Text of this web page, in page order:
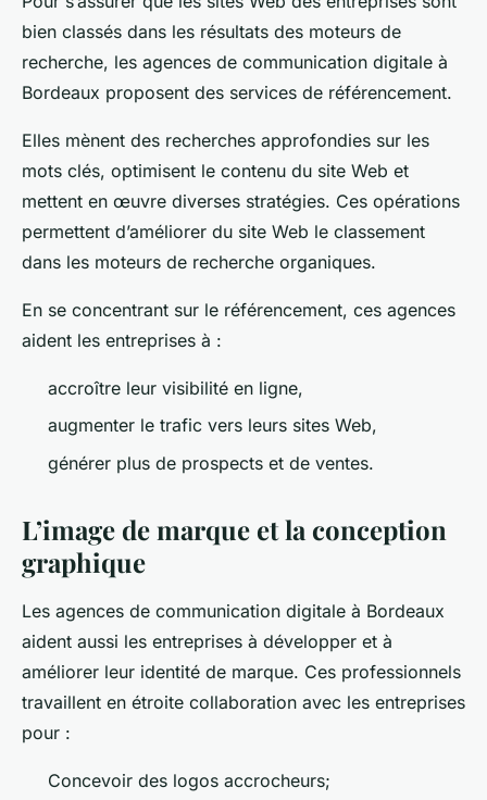
bien classés dans les résultats des moteurs de
recherche, les agences de communication digitale à
Bordeaux proposent des services de référencement.
Elles mènent des recherches approfondies sur les
mots clés, optimisent le contenu du site Web et
mettent en œuvre diverses stratégies. Ces opérations
permettent d’améliorer du site Web le classement
dans les moteurs de recherche organiques.
En se concentrant sur le référencement, ces agences
aident les entreprises à :
accroître leur visibilité en ligne,
augmenter le trafic vers leurs sites Web,
générer plus de prospects et de ventes.
L’image de marque et la conception
graphique
Les agences de communication digitale à Bordeaux
aident aussi les entreprises à développer et à
améliorer leur identité de marque. Ces professionnels
travaillent en étroite collaboration avec les entreprises
pour :
Concevoir des logos accrocheurs;